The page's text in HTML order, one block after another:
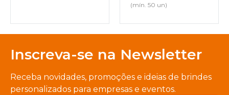
(mín. 50 un)
Inscreva-se na Newsletter
Receba novidades, promoções e ideias de brindes
personalizados para empresas e eventos.